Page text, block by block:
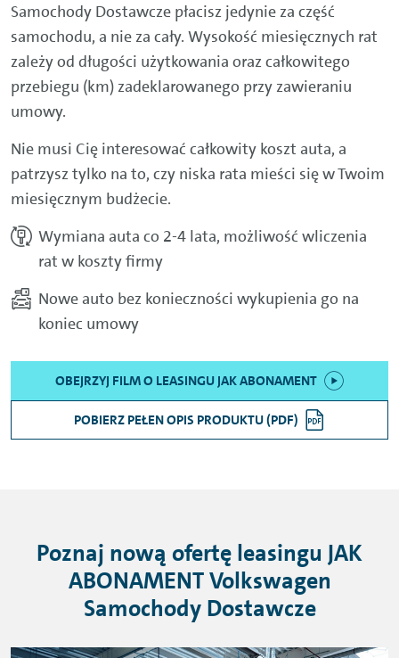
Samochody Dostawcze płacisz jedynie za część
samochodu, a nie za cały. Wysokość miesięcznych rat
zależy od długości użytkowania oraz całkowitego
przebiegu (km) zadeklarowanego przy zawieraniu
umowy.
Nie musi Cię interesować całkowity koszt auta, a
patrzysz tylko na to, czy niska rata mieści się w Twoim
miesięcznym budżecie.
Wymiana auta co 2-4 lata, możliwość wliczenia
rat w koszty firmy
Nowe auto bez konieczności wykupienia go na
koniec umowy
OBEJRZYJ FILM O LEASINGU JAK ABONAMENT
POBIERZ PEŁEN OPIS PRODUKTU (PDF)
Poznaj nową ofertę leasingu JAK
ABONAMENT Volkswagen
Samochody Dostawcze